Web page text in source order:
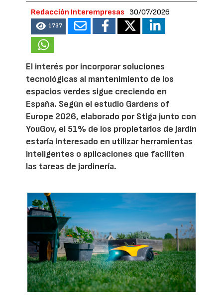
Redacción Interempresas 30/07/2026
1737
El interés por incorporar soluciones
tecnológicas al mantenimiento de los
espacios verdes sigue creciendo en
España. Según el estudio Gardens of
Europe 2026, elaborado por Stiga junto con
YouGov, el 51% de los propietarios de jardín
estaría interesado en utilizar herramientas
inteligentes o aplicaciones que faciliten
las tareas de jardinería.